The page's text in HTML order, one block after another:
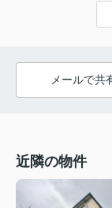
メールで共
近隣の物件